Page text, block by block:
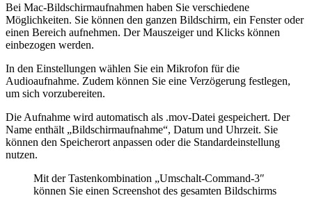
Bei Mac-Bildschirmaufnahmen haben Sie verschiedene
Möglichkeiten. Sie können den ganzen Bildschirm, ein Fenster oder
einen Bereich aufnehmen. Der Mauszeiger und Klicks können
einbezogen werden.
In den Einstellungen wählen Sie ein Mikrofon für die
Audioaufnahme. Zudem können Sie eine Verzögerung festlegen,
um sich vorzubereiten.
Die Aufnahme wird automatisch als .mov-Datei gespeichert. Der
Name enthält „Bildschirmaufnahme“, Datum und Uhrzeit. Sie
können den Speicherort anpassen oder die Standardeinstellung
nutzen.
Mit der Tastenkombination „Umschalt-Command-3″
können Sie einen Screenshot des gesamten Bildschirms